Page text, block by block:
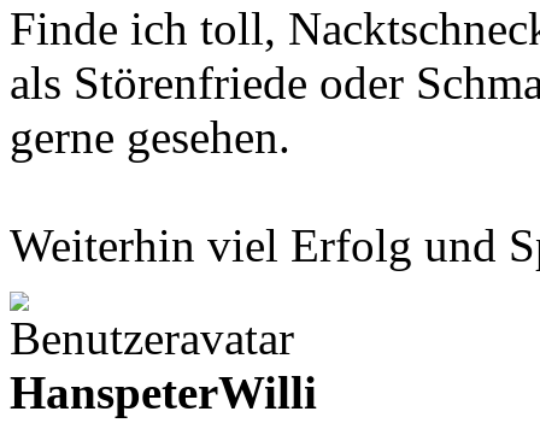
Finde ich toll,
als Störenfriede oder
gerne gesehen.
Weiterhin viel Erfolg und
HanspeterWilli